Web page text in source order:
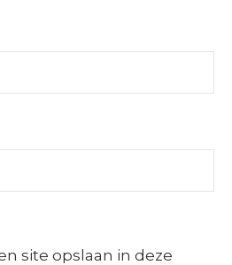
site opslaan in deze